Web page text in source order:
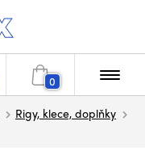
0
Rigy, klece, doplňky